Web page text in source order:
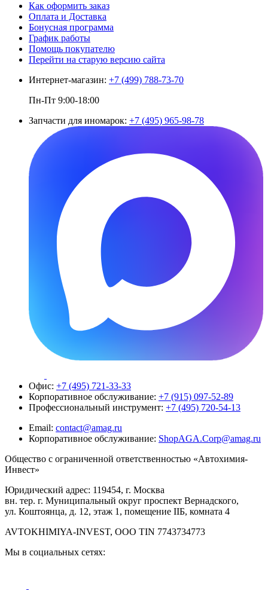
Как оформить заказ
Оплата и Доставка
Бонусная программа
График работы
Помощь покупателю
Перейти на старую версию сайта
Интернет-магазин: +7 (499) 788-73-70
Пн-Пт 9:00-18:00
Запчасти для иномарок: +7 (495) 965-98-78
Офис: +7 (495) 721-33-33
Корпоративное обслуживание: +7 (915) 097-52-89
Профессиональный инструмент: +7 (495) 720-54-13
Email: contact@amag.ru
Корпоративное обслуживание: ShopAGA.Corp@amag.ru
Общество с ограниченной ответственностью «Автохимия-
Инвест»
Юридический адрес: 119454, г. Москва
вн. тер. г. Муниципальный округ проспект Вернадского,
ул. Коштоянца, д. 12, этаж 1, помещение IIБ, комната 4
AVTOKHIMIYA-INVEST, OOO TIN 7743734773
Мы в социальных сетях: